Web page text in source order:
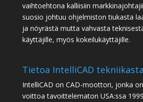
vaihtoehtona kalliisiin
suosio johtuu ohjelmiston tiukasta
ja nöyrästä mutta vahvasta
käyttäjille, myös kokeilukäyttäjille.
Tietoa IntelliCAD tekniikasta
IntelliCAD on CAD-moottori, jonka
voittoa tavoittelematon USA:ssa